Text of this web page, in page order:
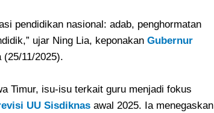
pendidikan nasional: adab, penghormatan
ujar Ning Lia, keponakan Gubernur
11/2025).
Timur, isu-isu terkait guru menjadi fokus
UU Sisdiknas awal 2025. Ia menegaskan